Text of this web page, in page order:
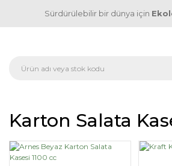
Sürdürülebilir bir dünya için
Karton Salata